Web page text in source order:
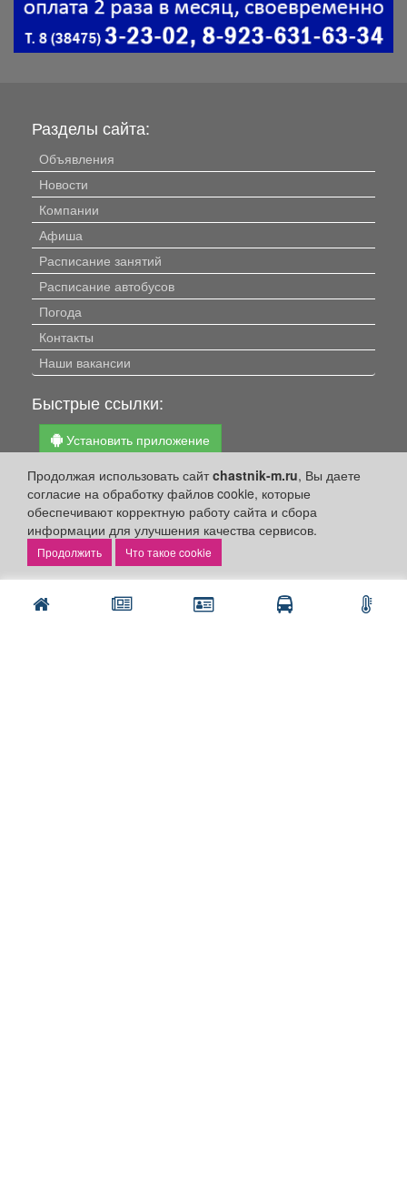
Продолжая использовать сайтchastnik-m.ru, Вы даете
согласие на обработку файлов cookie, которые
обеспечивают корректную работу сайта и сбора
информации для улучшения качества сервисов.
Что такое cookie
Разделы сайта:
Объявления
Новости
Компании
Афиша
Расписание занятий
Расписание автобусов
Погода
Контакты
Наши вакансии
Быстрые ссылки:
Установить приложение
Личный кабинет
Подать объявление
Подать объявление в газету
Поздравить
Рекламодателям: